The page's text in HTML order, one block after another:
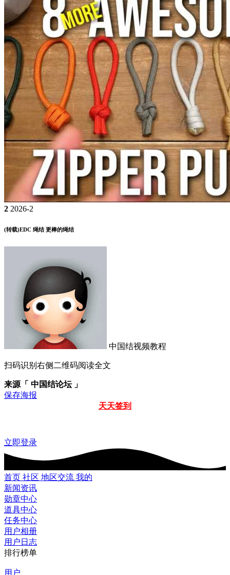
2 2026-2
(转载)EDC 绳结 更棒的绳结
中国结视频教程
扫码识别右侧二维码阅读全文
来源「 中国结论坛 」
保存海报
天天签到
立即登录
首页 社区 地区交流 我的
新闻资讯
勋章中心
道具中心
任务中心
用户相册
用户日志
排行榜单
用户